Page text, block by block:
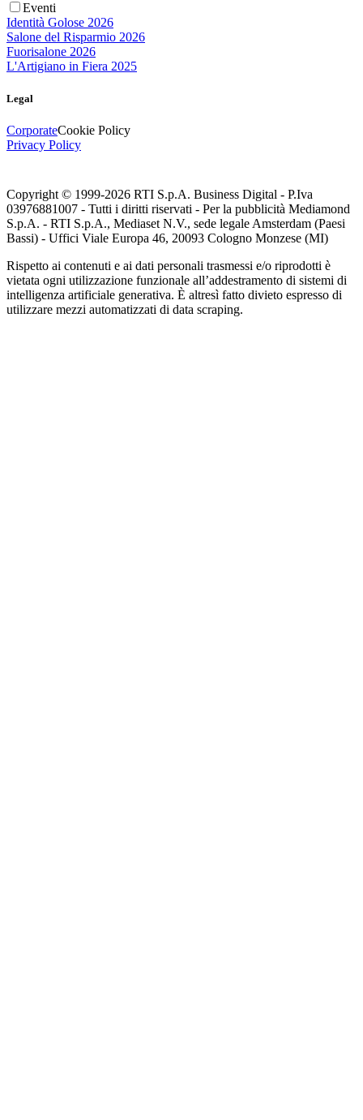
Eventi
Identità Golose 2026
Salone del Risparmio 2026
Fuorisalone 2026
L'Artigiano in Fiera 2025
Legal
CorporateCookie Policy
Privacy Policy
Copyright © 1999-2026 RTI S.p.A. Business Digital - P.Iva
03976881007 - Tutti i diritti riservati - Per la pubblicità Mediamond
S.p.A. - RTI S.p.A., Mediaset N.V., sede legale Amsterdam (Paesi
Bassi) - Uffici Viale Europa 46, 20093 Cologno Monzese (MI)
Rispetto ai contenuti e ai dati personali trasmessi e/o riprodotti è
vietata ogni utilizzazione funzionale all’addestramento di sistemi di
intelligenza artificiale generativa. È altresì fatto divieto espresso di
utilizzare mezzi automatizzati di data scraping.